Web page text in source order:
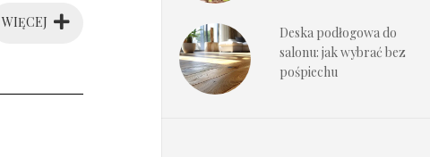
WIĘCEJ
Deska podłogowa do
salonu: jak wybrać bez
pośpiechu